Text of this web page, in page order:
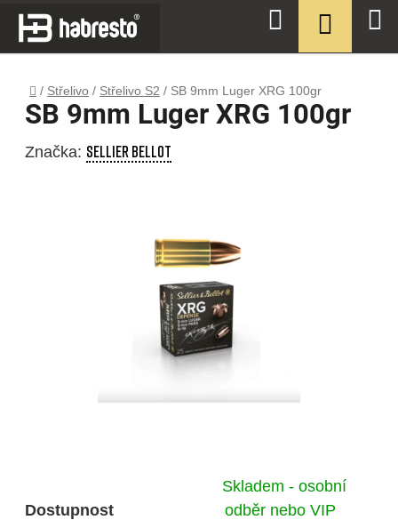
Přejít
obsah
Domů
/ Střelivo / Střelivo S2 / SB 9mm Luger XRG 100gr
Dostupnost
Skladem - osobní
odběr nebo VIP
SB 9mm Luger XRG 100gr
Značka: SELLIER BELLOT